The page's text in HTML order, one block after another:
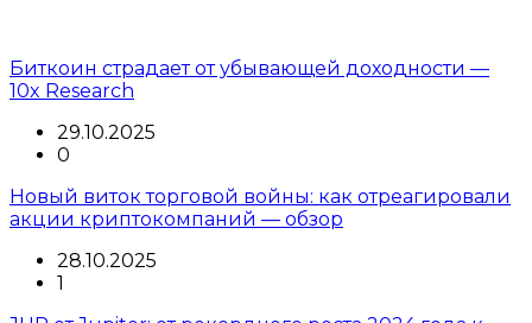
Биткоин страдает от убывающей доходности —
10x Research
29.10.2025
0
Новый виток торговой войны: как отреагировали
акции криптокомпаний — обзор
28.10.2025
1